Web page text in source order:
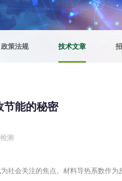
耕地质量评价
场地调查
清洁生产审核
测绘测量
地理信息系统
政策法规 技术文章
节能的秘密
测
社会关注的焦点。材料导热系数作